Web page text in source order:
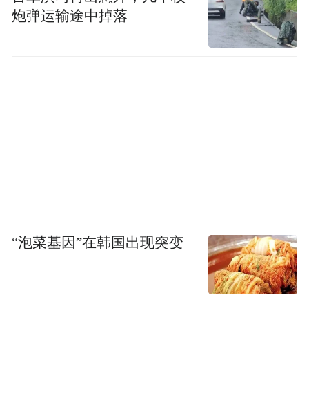
炮弹运输途中掉落
“泡菜基因”在韩国出现突变